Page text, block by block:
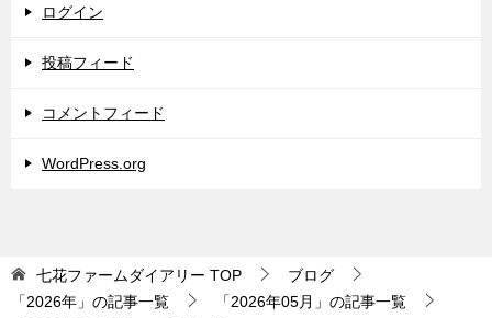
ログイン
投稿フィード
コメントフィード
WordPress.org
七花ファームダイアリー TOP
ブログ
「2026年」の記事一覧
「2026年05月」の記事一覧